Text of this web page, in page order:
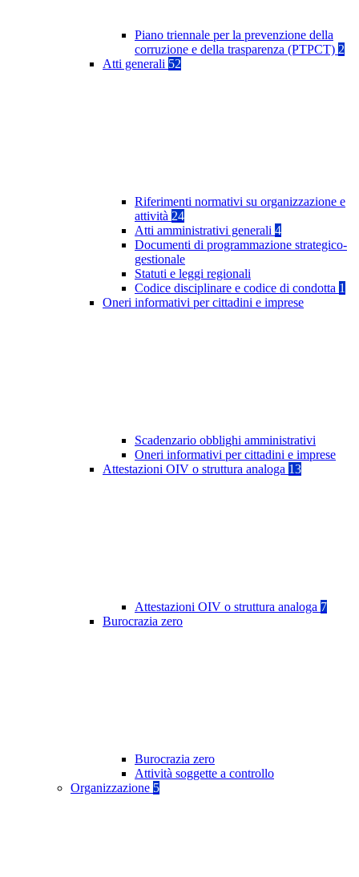
Piano triennale per la prevenzione della
corruzione e della trasparenza (PTPCT) 2
Atti generali 52
Riferimenti normativi su organizzazione e
attività 24
Atti amministrativi generali 4
Documenti di programmazione strategico-
gestionale
Statuti e leggi regionali
Codice disciplinare e codice di condotta 1
Oneri informativi per cittadini e imprese
Scadenzario obblighi amministrativi
Oneri informativi per cittadini e imprese
Attestazioni OIV o struttura analoga 13
Attestazioni OIV o struttura analoga 7
Burocrazia zero
Burocrazia zero
Attività soggette a controllo
Organizzazione 5